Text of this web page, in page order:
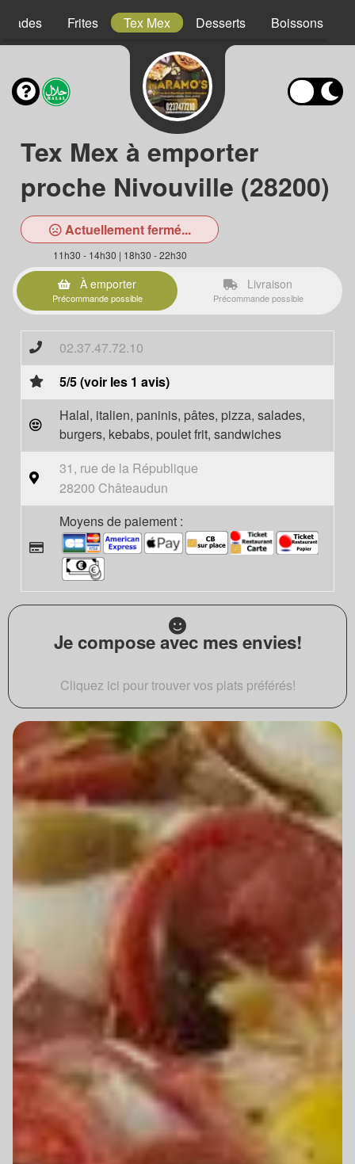
Frites Tex Mex Desserts Boissons
Tex Mex à emporter
proche Nivouville (28200)
Actuellement fermé...
11h30 - 14h30 | 18h30 - 22h30
À emporter
Précommande possible
Livraison
Précommande possible
02.37.47.72.10
5/5 (voir les 1 avis)
Halal, italien, paninis, pâtes, pizza, salades,
burgers, kebabs, poulet frit, sandwiches
31, rue de la République
28200 Châteaudun
Moyens de paiement :
Je compose avec mes envies!
Cliquez ici pour trouver vos plats préférés!